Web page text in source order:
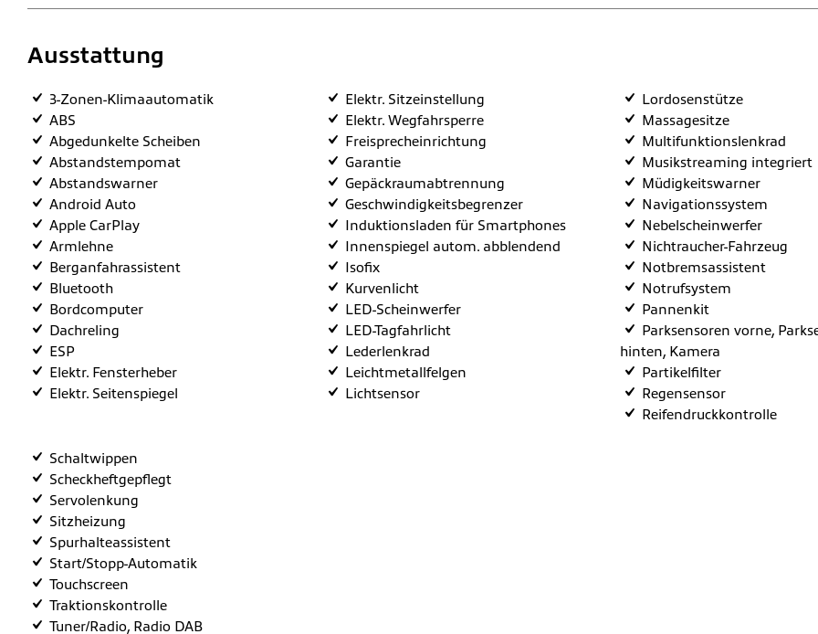
Ausstattung
3-Zonen-Klimaautomatik
ABS
Abgedunkelte Scheiben
Abstandstempomat
Abstandswarner
Android Auto
Apple CarPlay
Armlehne
Berganfahrassistent
Bluetooth
Bordcomputer
Dachreling
ESP
Elektr. Fensterheber
Elektr. Seitenspiegel
Elektr. Sitzeinstellung
Elektr. Wegfahrsperre
Freisprecheinrichtung
Garantie
Gepäckraumabtrennung
Geschwindigkeitsbegrenzer
Induktionsladen für Smartphones
Innenspiegel autom. abblendend
Isofix
Kurvenlicht
LED-Scheinwerfer
LED-Tagfahrlicht
Lederlenkrad
Leichtmetallfelgen
Lichtsensor
Lordosenstütze
Massagesitze
Multifunktionslenkrad
Musikstreaming integriert
Müdigkeitswarner
Navigationssystem
Nebelscheinwerfer
Nichtraucher-Fahrzeug
Notbremsassistent
Notrufsystem
Pannenkit
Parksensoren vorne,
hinten, Kamera
Partikelfilter
Regensensor
Reifendruckkontrolle
Schaltwippen
Scheckheftgepflegt
Servolenkung
Sitzheizung
Spurhalteassistent
Start/Stopp-Automatik
Touchscreen
Traktionskontrolle
Tuner/Radio, Radio DAB